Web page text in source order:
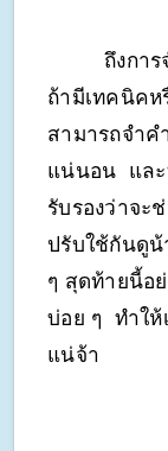
ถึงกา
ถ้ามีเทคนิคห
สามารถจำ
แน่นอน  แล
รับรองว่าจะ
ปรับใช้กันดูน้
ๆ สุดท้ายนี้อ
บ่อย ๆ  ทำใ
แน่จ้า